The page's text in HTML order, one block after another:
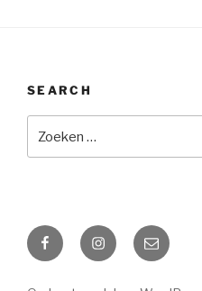
SEARCH
naar:
FacebookInstagramEmail